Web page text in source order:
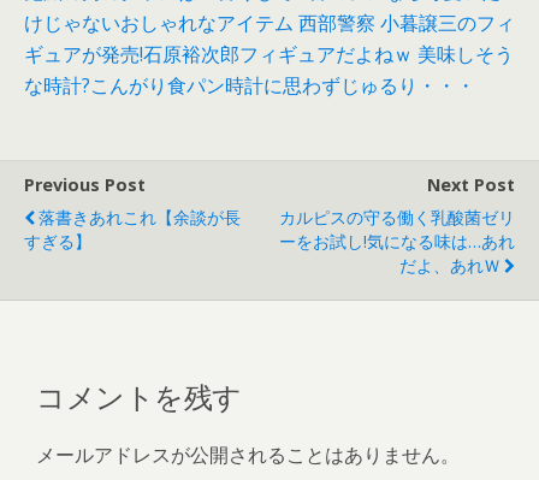
けじゃないおしゃれなアイテム 西部警察 小暮譲三のフィ
ギュアが発売!石原裕次郎フィギュアだよねｗ 美味しそう
な時計?こんがり食パン時計に思わずじゅるり・・・
Previous Post
落書きあれこれ【余談が長
すぎる】
Next Post
カルピスの守る働く乳酸菌ゼリ
ーをお試し!気になる味は…あれ
だよ、あれｗ
コメントを残す
メールアドレスが公開されることはありません。